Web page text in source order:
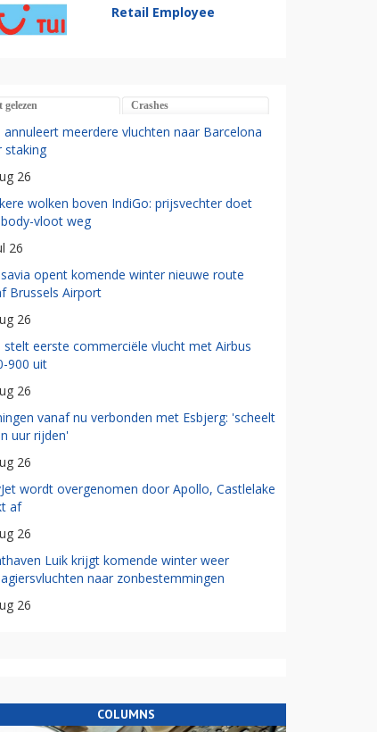
Retail Employee
gelezen Crashes
annuleert meerdere vluchten naar Barcelona
staking
26
wolken boven IndiGo: prijsvechter doet
vloot weg
26
opent komende winter nieuwe route
Brussels Airport
26
stelt eerste commerciële vlucht met Airbus
900 uit
26
vanaf nu verbonden met Esbjerg: 'scheelt
uur rijden'
26
wordt overgenomen door Apollo, Castlelake
af
26
Luik krijgt komende winter weer
naar zonbestemmingen
26
COLUMNS